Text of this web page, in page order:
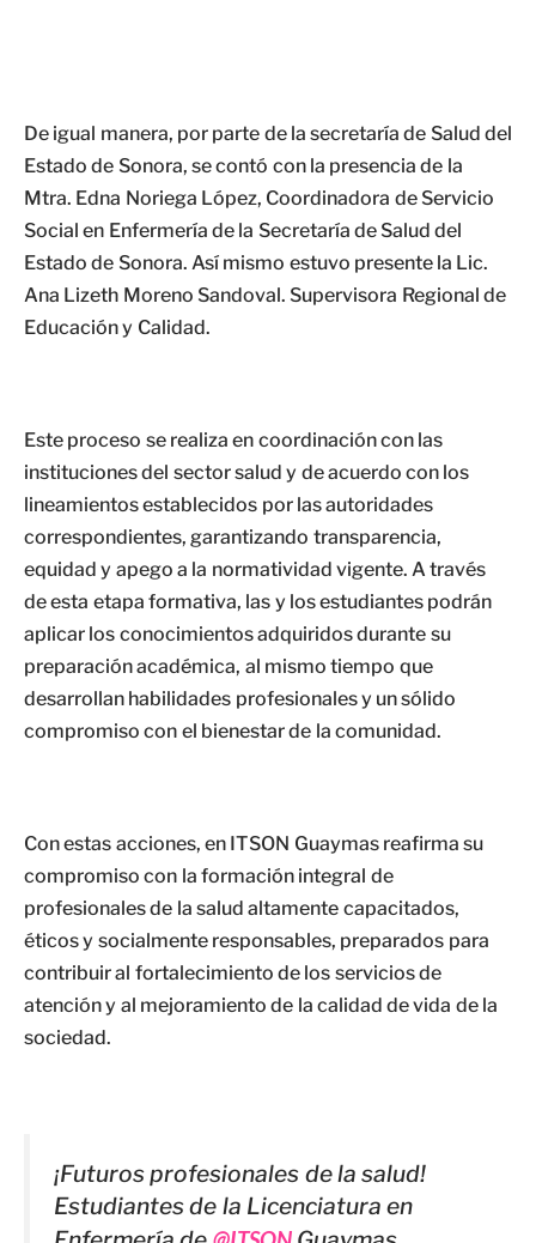
De igual manera, por parte de la secretaría de Salud del
Estado de Sonora, se contó con la presencia de la
Mtra. Edna Noriega López, Coordinadora de Servicio
Social en Enfermería de la Secretaría de Salud del
Estado de Sonora. Así mismo estuvo presente la Lic.
Ana Lizeth Moreno Sandoval. Supervisora Regional de
Educación y Calidad.
Este proceso se realiza en coordinación con las
instituciones del sector salud y de acuerdo con los
lineamientos establecidos por las autoridades
correspondientes, garantizando transparencia,
equidad y apego a la normatividad vigente. A través
de esta etapa formativa, las y los estudiantes podrán
aplicar los conocimientos adquiridos durante su
preparación académica, al mismo tiempo que
desarrollan habilidades profesionales y un sólido
compromiso con el bienestar de la comunidad.
Con estas acciones, en ITSON Guaymas reafirma su
compromiso con la formación integral de
profesionales de la salud altamente capacitados,
éticos y socialmente responsables, preparados para
contribuir al fortalecimiento de los servicios de
atención y al mejoramiento de la calidad de vida de la
sociedad.
¡Futuros profesionales de la salud!
Estudiantes de la Licenciatura en